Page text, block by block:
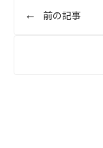
前の記事